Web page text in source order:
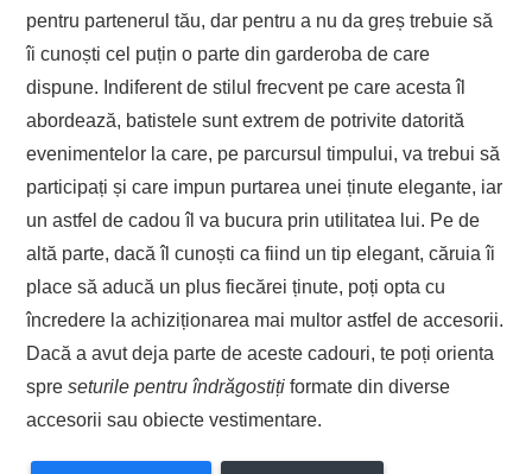
pentru partenerul tău, dar pentru a nu da greș trebuie să
îi cunoști cel puțin o parte din garderoba de care
dispune. Indiferent de stilul frecvent pe care acesta îl
abordează, batistele sunt extrem de potrivite datorită
evenimentelor la care, pe parcursul timpului, va trebui să
participați și care impun purtarea unei ținute elegante, iar
un astfel de cadou îl va bucura prin utilitatea lui. Pe de
altă parte, dacă îl cunoști ca fiind un tip elegant, căruia îi
place să aducă un plus fiecărei ținute, poți opta cu
încredere la achiziționarea mai multor astfel de accesorii.
Dacă a avut deja parte de aceste cadouri, te poți orienta
spreseturile pentru îndrăgostiți formate din diverse
accesorii sau obiecte vestimentare.